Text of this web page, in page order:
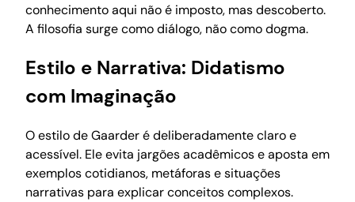
conhecimento aqui não é imposto, mas descoberto.
A filosofia surge como diálogo, não como dogma.
Estilo e Narrativa: Didatismo
com Imaginação
O estilo de Gaarder é deliberadamente claro e
acessível. Ele evita jargões acadêmicos e aposta em
exemplos cotidianos, metáforas e situações
narrativas para explicar conceitos complexos.